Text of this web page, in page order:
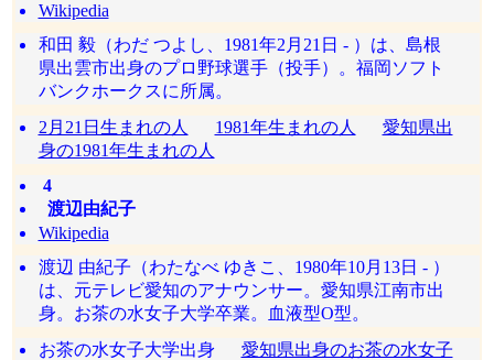
Wikipedia
和田 毅（わだ つよし、1981年2月21日 - ）は、島根
県出雲市出身のプロ野球選手（投手）。福岡ソフト
バンクホークスに所属。
2月21日生まれの人
1981年生まれの人
愛知県出
身の1981年生まれの人
4
渡辺由紀子
Wikipedia
渡辺 由紀子（わたなべ ゆきこ、1980年10月13日 - ）
は、元テレビ愛知のアナウンサー。愛知県江南市出
身。お茶の水女子大学卒業。血液型O型。
お茶の水女子大学出身 愛知県出身のお茶の水女子